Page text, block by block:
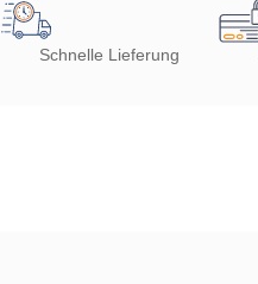
Schnelle Lieferung